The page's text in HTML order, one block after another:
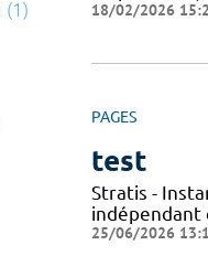
18/02/2026
PAGES
test
Stratis -
indépendant
25/06/2026
(1)